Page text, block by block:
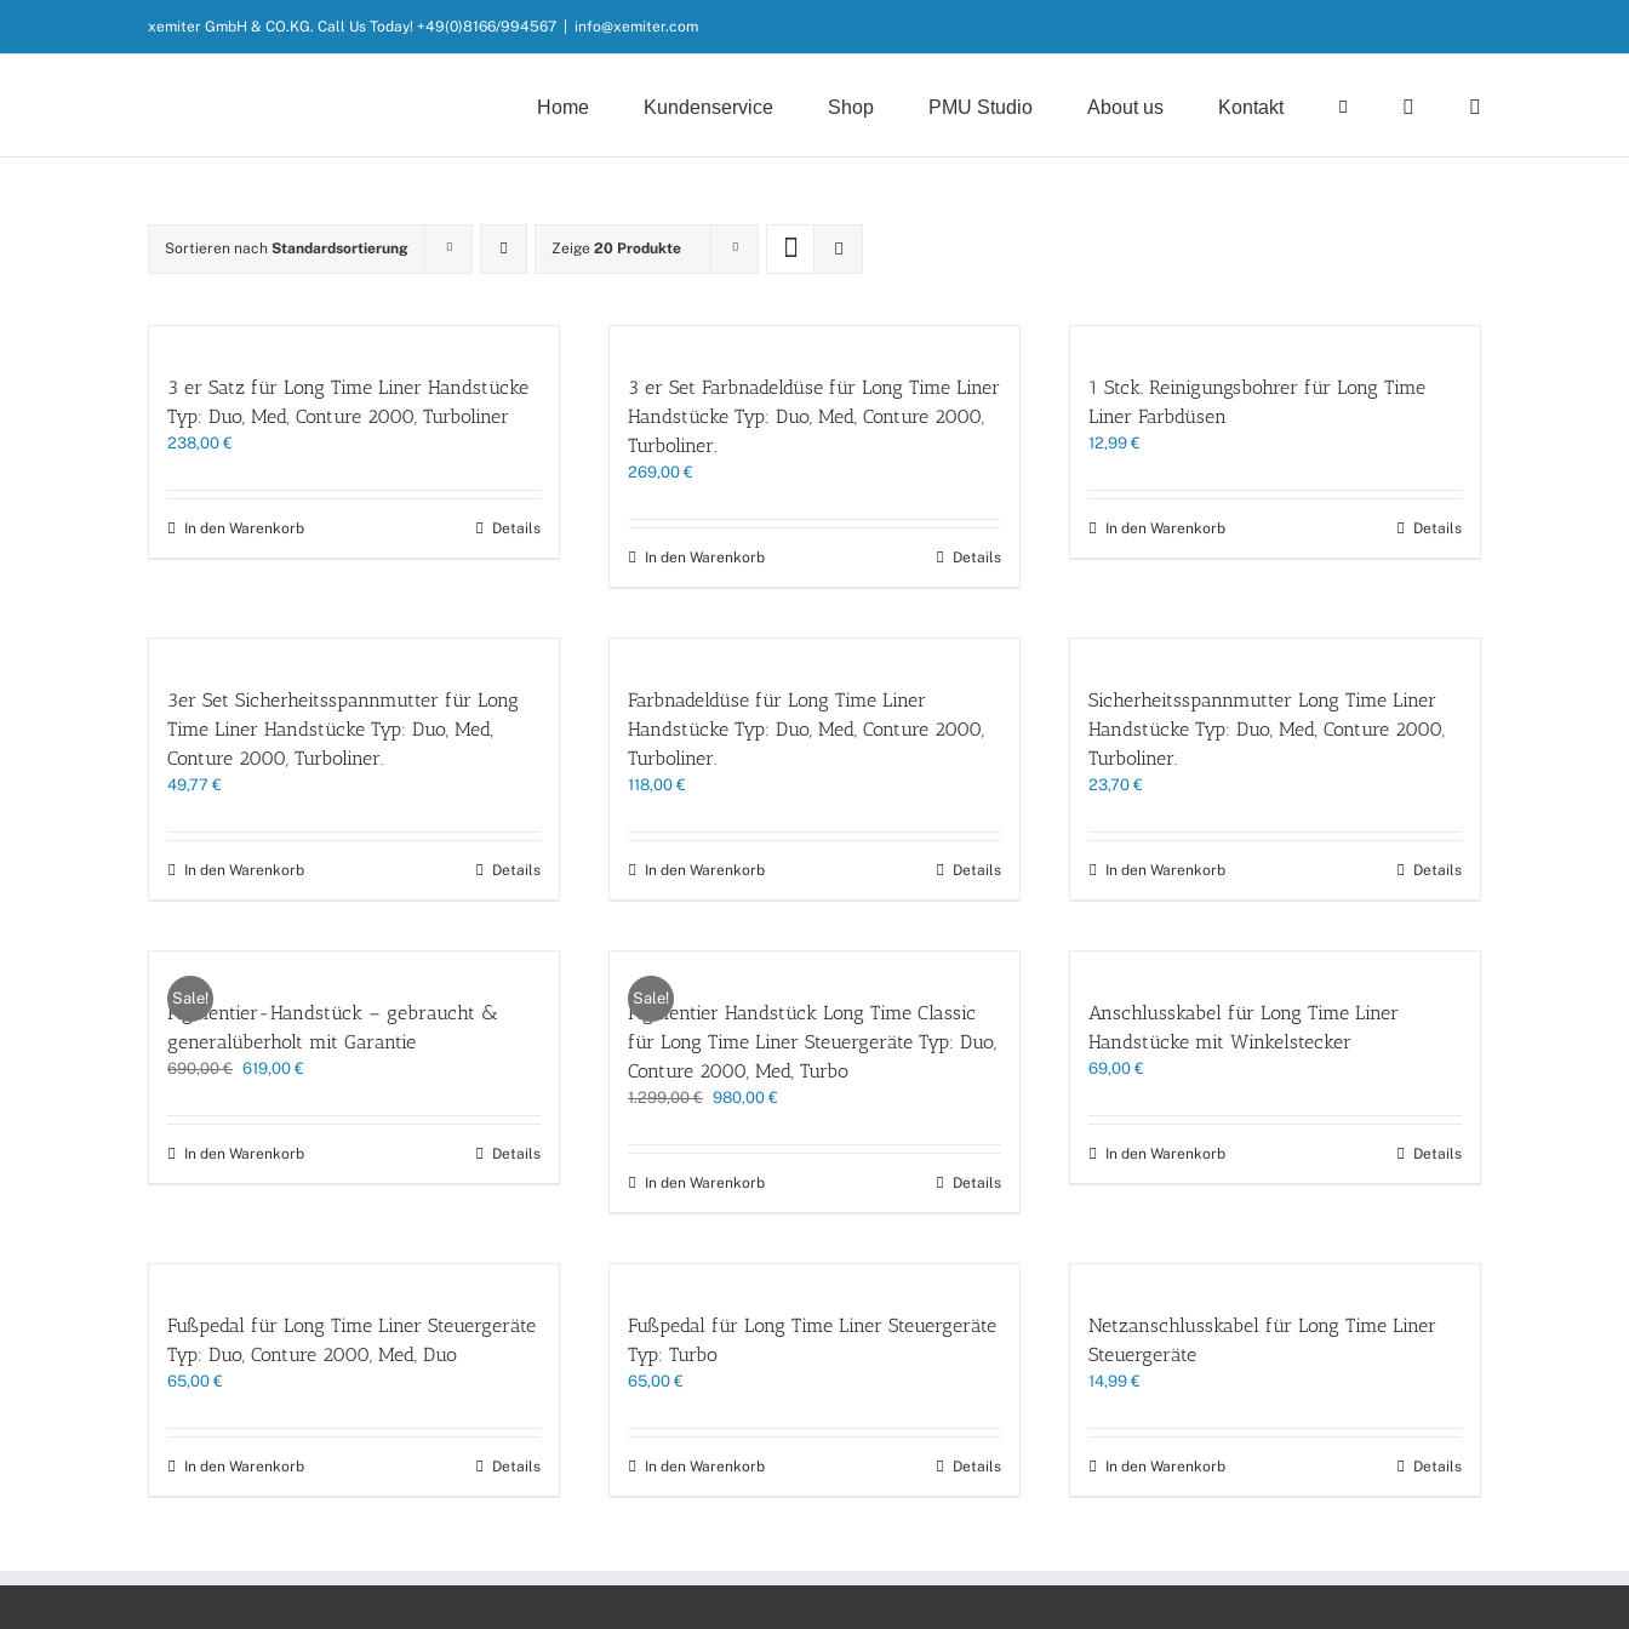
springen
xemiter GmbH & CO.KG. Call Us Today! +49(0)8166/994567 info@xemiter.com
Home Kundenservice Shop PMU Studio About us Kontakt
Sortieren nach Standardsortierung Zeige 20 Produkte
3 er Satz für Long Time Liner Handstücke
Typ: Duo, Med, Conture 2000, Turboliner
238,00 €
In den Warenkorb Details
3 er Set Farbnadeldüse für Long Time Liner
Handstücke Typ: Duo, Med, Conture 2000,
Turboliner.
269,00 €
In den Warenkorb Details
1 Stck. Reinigungsbohrer für Long Time
Liner Farbdüsen
12,99 €
In den Warenkorb Details
3er Set Sicherheitsspannmutter für Long
Time Liner Handstücke Typ: Duo, Med,
Conture 2000, Turboliner.
49,77 €
In den Warenkorb Details
Farbnadeldüse für Long Time Liner
Handstücke Typ: Duo, Med, Conture 2000,
Turboliner.
118,00 €
In den Warenkorb Details
Sicherheitsspannmutter Long Time Liner
Handstücke Typ: Duo, Med, Conture 2000,
Turboliner.
23,70 €
In den Warenkorb Details
Sale!
Pigmentier-Handstück – gebraucht &
generalüberholt mit Garantie
690,00€ Ursprünglicher
619,00 €
In den Warenkorb Details
Sale!
Pigmentier Handstück Long Time Classic
für Long Time Liner Steuergeräte Typ: Duo,
Conture 2000, Med, Turbo
1.299,00€ Ursprünglicher
980,00 €Aktueller
In den Warenkorb Details
Anschlusskabel für Long Time Liner
Handstücke mit Winkelstecker
69,00 €
In den Warenkorb Details
Fußpedal für Long Time Liner Steuergeräte
Typ: Duo, Conture 2000, Med, Duo
65,00 €
In den Warenkorb Details
Fußpedal für Long Time Liner Steuergeräte
Typ: Turbo
65,00 €
In den Warenkorb Details
Netzanschlusskabel für Long Time Liner
Steuergeräte
14,99 €
In den Warenkorb Details